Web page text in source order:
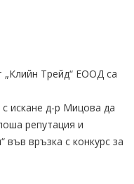
„Клийн Трейд“ ЕООД са
искане д-р Мицова да
репутация и
във връзка с конкурс за